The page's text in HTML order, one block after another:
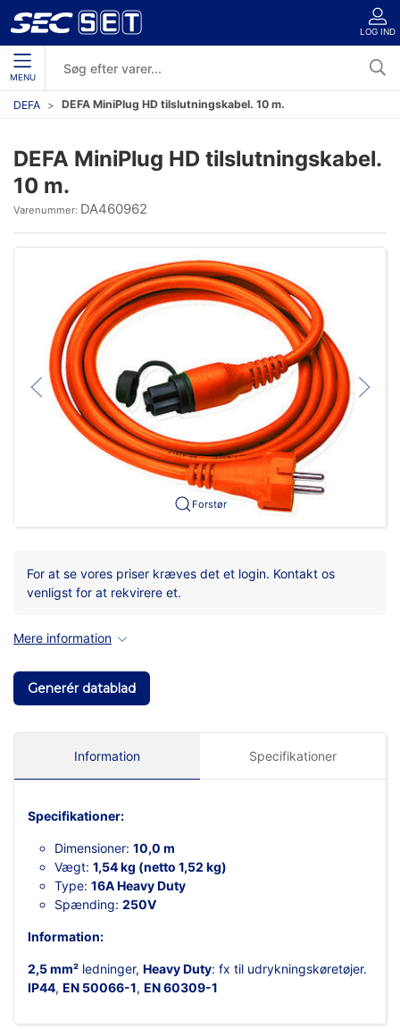
LOG IND
MENU
DEFA DEFA MiniPlug HD tilslutningskabel. 10 m.
DEFA MiniPlug HD tilslutningskabel.
10 m.
Varenummer: DA460962
Forstør
For at se vores priser kræves det et login. Kontakt os
venligst for at rekvirere et.
Mere information
Generér datablad
Information Specifikationer
Specifikationer:
Dimensioner: 10,0 m
Vægt: 1,54 kg (netto 1,52 kg)
Type: 16A Heavy Duty
Spænding: 250V
Information:
2,5 mm² ledninger, Heavy Duty: fx til udrykningskøretøjer.
IP44, EN 50066-1, EN 60309-1